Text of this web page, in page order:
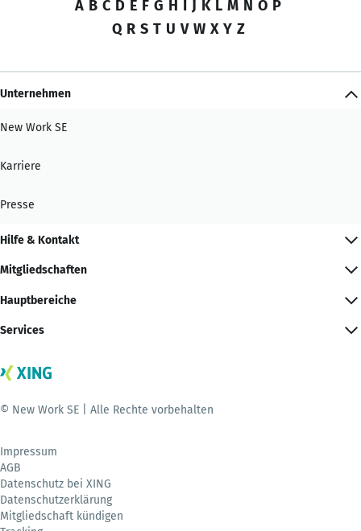
A B C D E F G H I J K L M N O P
Q R S T U V W X Y Z
Unternehmen
New Work SE
Karriere
Presse
Hilfe & Kontakt
Mitgliedschaften
Hauptbereiche
Services
© New Work SE | Alle Rechte vorbehalten
Impressum
AGB
Datenschutz bei XING
Datenschutzerklärung
Mitgliedschaft kündigen